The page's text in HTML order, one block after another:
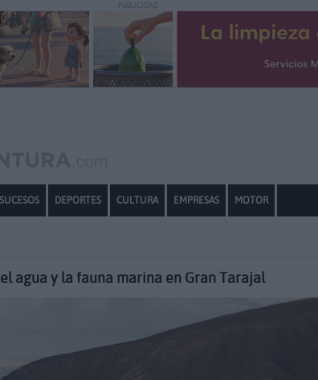
PUBLICIDAD
SUCESOS DEPORTES CULTURA EMPRESAS MOTOR
agua y la fauna marina en Gran Tarajal